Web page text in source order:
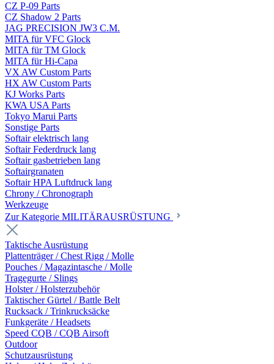
CZ P-09 Parts
CZ Shadow 2 Parts
JAG PRECISION JW3 C.M.
MITA für VFC Glock
MITA für TM Glock
MITA für Hi-Capa
VX AW Custom Parts
HX AW Custom Parts
KJ Works Parts
KWA USA Parts
Tokyo Marui Parts
Sonstige Parts
Softair elektrisch lang
Softair Federdruck lang
Softair gasbetrieben lang
Softairgranaten
Softair HPA Luftdruck lang
Chrony / Chronograph
Werkzeuge
Zur Kategorie MILITÄRAUSRÜSTUNG
Taktische Ausrüstung
Plattenträger / Chest Rigg / Molle
Pouches / Magazintasche / Molle
Tragegurte / Slings
Holster / Holsterzubehör
Taktischer Gürtel / Battle Belt
Rucksack / Trinkrucksäcke
Funkgeräte / Headsets
Speed CQB / CQB Airsoft
Outdoor
Schutzausrüstung